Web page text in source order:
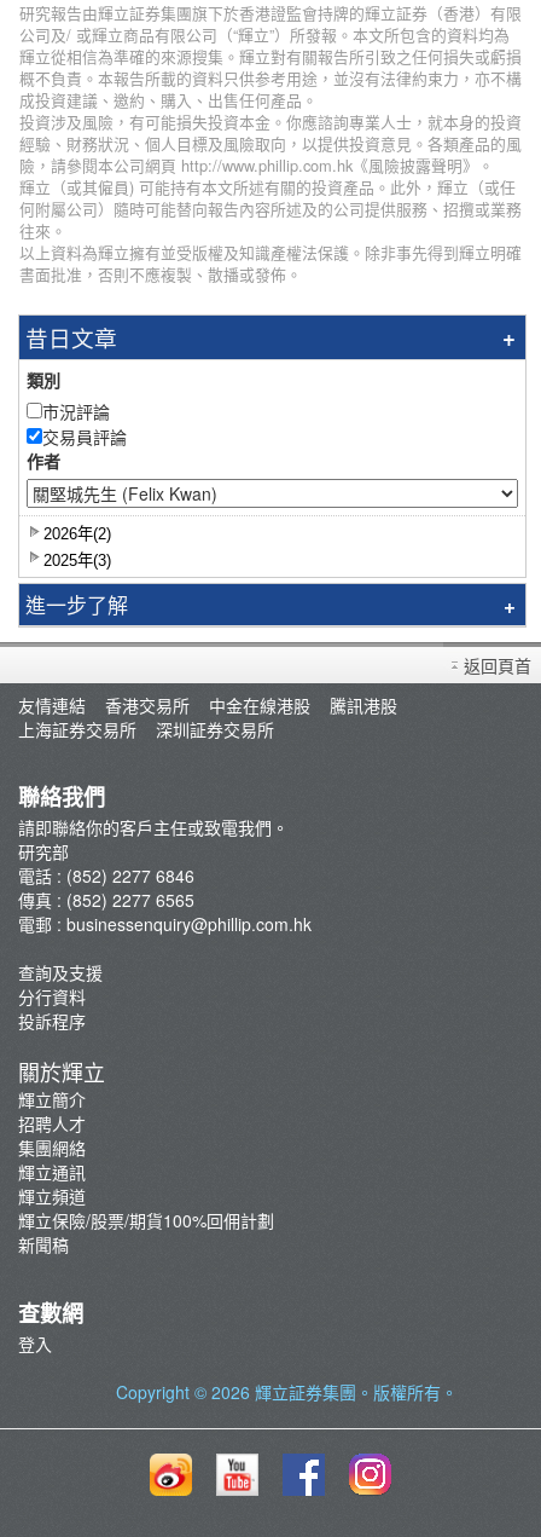
研究報告由輝立証券集團旗下於香港證監會持牌的輝立証券（香港）有限
公司及/ 或輝立商品有限公司（“輝立”）所發報。本文所包含的資料均為
輝立從相信為準確的來源搜集。輝立對有關報告所引致之任何損失或虧損
概不負責。本報告所載的資料只供参考用途，並沒有法律約束力，亦不構
成投資建議、邀約、購入、出售任何產品。
投資涉及風險，有可能損失投資本金。你應諮詢專業人士，就本身的投資
經驗、財務狀況、個人目標及風險取向，以提供投資意見。各類產品的風
險，請參閱本公司網頁 http://www.phillip.com.hk《風險披露聲明》。
輝立（或其僱員) 可能持有本文所述有關的投資產品。此外，輝立（或任
何附屬公司）隨時可能替向報告內容所述及的公司提供服務、招攬或業務
往來。
以上資料為輝立擁有並受版權及知識產權法保護。除非事先得到輝立明確
書面批准，否則不應複製、散播或發佈。
昔日文章
類別
市況評論
交易員評論
作者
2026年(2)
2025年(3)
進一步了解
研究報告
智識揀股
市況評論
返回頁首
友情連結
香港交易所 中金在線港股
騰訊港股
上海証券交易所
深圳証券交易所
聯絡我們
請即聯絡你的客戶主任或致電我們。
研究部
電話 : (852) 2277 6846
傳真 : (852) 2277 6565
電郵 : businessenquiry@phillip.com.hk
查詢及支援
分行資料
投訴程序
關於輝立
輝立簡介
招聘人才
集團網絡
輝立通訊
輝立頻道
輝立保險/股票/期貨100%回佣計劃
新聞稿
查數網
登入
Copyright © 2026 輝立証券集團 。版權所有。